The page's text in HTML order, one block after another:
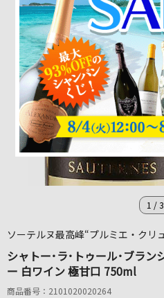
1 /3
ソーテルヌ最高峰“プルミエ・クリ
シャトー･ラ･トゥール･ブラン
ー 白ワイン 極甘口 750ml
商品番号：2101020020264